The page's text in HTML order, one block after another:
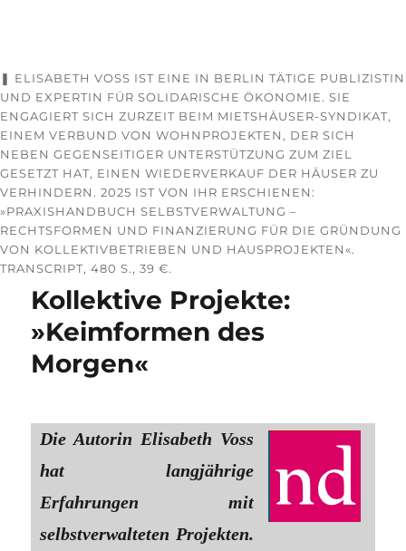
❚ ELISABETH VOSS IST EINE IN BERLIN TÄTIGE PUBLIZISTIN
UND EXPERTIN FÜR SOLIDARISCHE ÖKONOMIE. SIE
ENGAGIERT SICH ZURZEIT BEIM MIETSHÄUSER-SYNDIKAT,
EINEM VERBUND VON WOHNPROJEKTEN, DER SICH
NEBEN GEGENSEITIGER UNTERSTÜTZUNG ZUM ZIEL
GESETZT HAT, EINEN WIEDERVERKAUF DER HÄUSER ZU
VERHINDERN. 2025 IST VON IHR ERSCHIENEN:
»PRAXISHANDBUCH SELBSTVERWALTUNG –
RECHTSFORMEN UND FINANZIERUNG FÜR DIE GRÜNDUNG
VON KOLLEKTIVBETRIEBEN UND HAUSPROJEKTEN«.
TRANSCRIPT, 480 S., 39 €.
Kollektive Projekte:
»Keimformen des
Morgen«
Die Autorin Elisabeth Voss
hat langjährige
Erfahrungen mit
selbstverwalteten Projekten.